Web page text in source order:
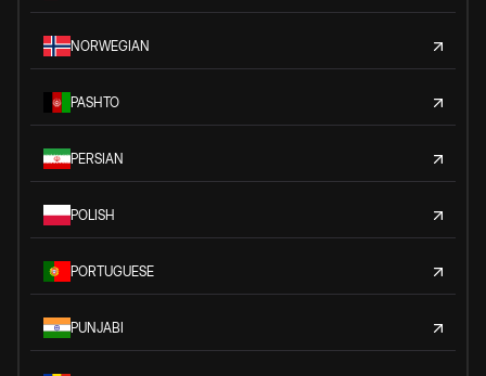
NORWEGIAN
PASHTO
PERSIAN
POLISH
PORTUGUESE
PUNJABI